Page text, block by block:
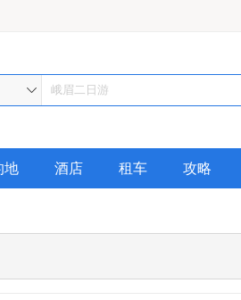
地 酒店 租车 攻略